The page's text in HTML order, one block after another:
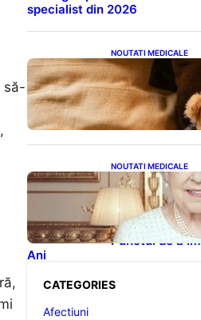
să-
specialist din 2026
NOUTATI MEDICALE
Somnul
Trebuie Să
de Vârstă și
Asupra
NOUTATI MEDICALE
Longevitatea în
Celebrităților:
Viața Prințului
Altora care Au
Punctul de a
Ani
CATEGORIES
Afectiuni